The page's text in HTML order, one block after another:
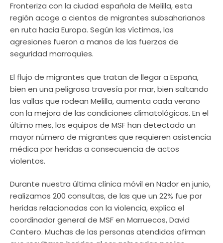
Fronteriza con la ciudad española de Melilla, esta
región acoge a cientos de migrantes subsaharianos
en ruta hacia Europa. Según las víctimas, las
agresiones fueron a manos de las fuerzas de
seguridad marroquíes.
El flujo de migrantes que tratan de llegar a España,
bien en una peligrosa travesía por mar, bien saltando
las vallas que rodean Melilla, aumenta cada verano
con la mejora de las condiciones climatológicas. En el
último mes, los equipos de MSF han detectado un
mayor número de migrantes que requieren asistencia
médica por heridas a consecuencia de actos
violentos.
Durante nuestra última clínica móvil en Nador en junio,
realizamos 200 consultas, de las que un 22% fue por
heridas relacionadas con la violencia, explica el
coordinador general de MSF en Marruecos, David
Cantero. Muchas de las personas atendidas afirman